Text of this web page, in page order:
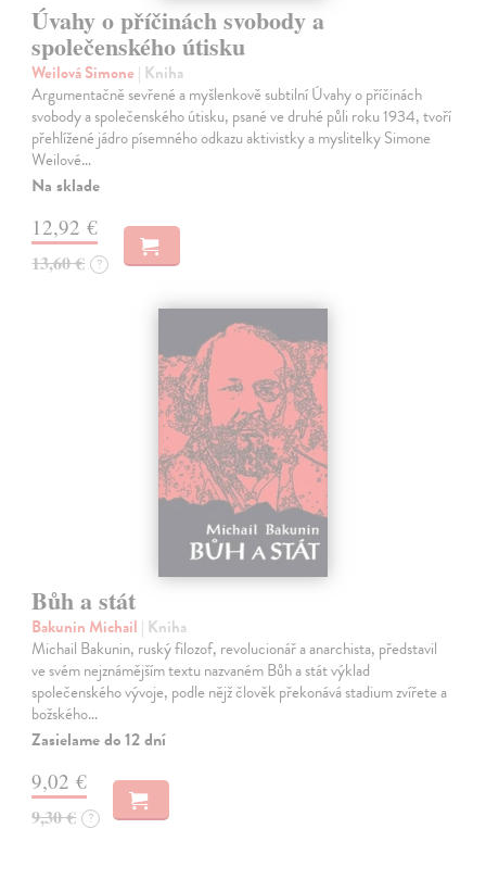
Úvahy o příčinách svobody a
společenského útisku
Weilová Simone | Kniha
Argumentačně sevřené a myšlenkově subtilní Úvahy o příčinách
svobody a společenského útisku, psané ve druhé půli roku 1934, tvoří
přehlížené jádro písemného odkazu aktivistky a myslitelky Simone
Weilové…
Na sklade
12,92 €
13,60 € ?
Bůh a stát
Bakunin Michail | Kniha
Michail Bakunin, ruský filozof, revolucionář a anarchista, představil
ve svém nejznámějším textu nazvaném Bůh a stát výklad
společenského vývoje, podle nějž člověk překonává stadium zvířete a
božského…
Zasielame do 12 dní
9,02 €
9,30 € ?